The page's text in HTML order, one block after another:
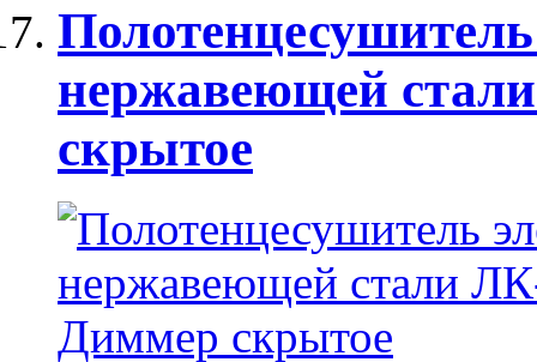
нержавеющей
скрытое